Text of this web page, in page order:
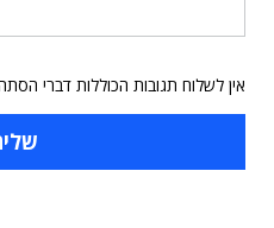
אין לשלוח תגובות הכוללות דברי